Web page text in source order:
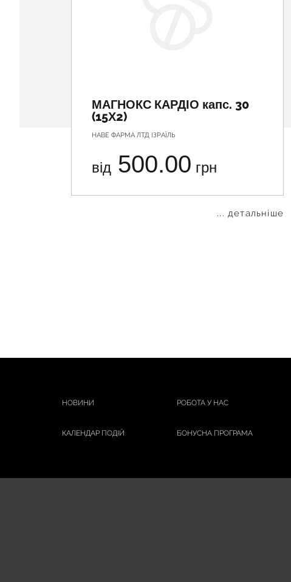
МАГНОКС КАРДІО капс. 30
(15Х2)
НАВЕ ФАРМА ЛТД ІЗРАЇЛЬ
від 500.00 грн
... детальніше
НОВИНИ РОБОТА У НАС
КАЛЕНДАР ПОДІЙ БОНУСНА ПРОГРАМА